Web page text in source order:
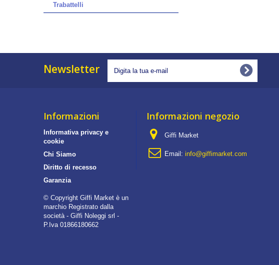
Trabattelli
Newsletter
Informazioni
Informativa privacy e
cookie
Chi Siamo
Diritto di recesso
Garanzia
© Copyright Giffi Market è un
marchio Registrato dalla
società - Giffi Noleggi srl -
P.Iva 01866180662
Informazioni negozio
Giffi Market
Email: info@giffimarket.com